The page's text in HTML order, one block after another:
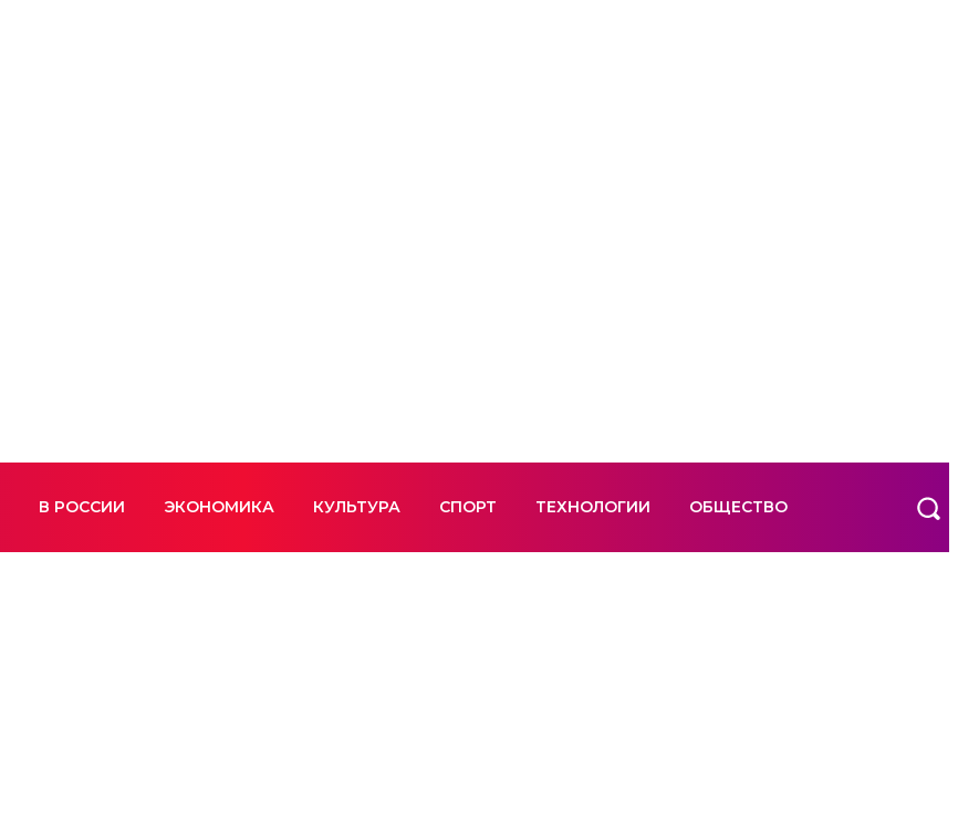
В РОССИИ ЭКОНОМИКА КУЛЬТУРА СПОРТ ТЕХНОЛОГИИ ОБЩЕСТВО